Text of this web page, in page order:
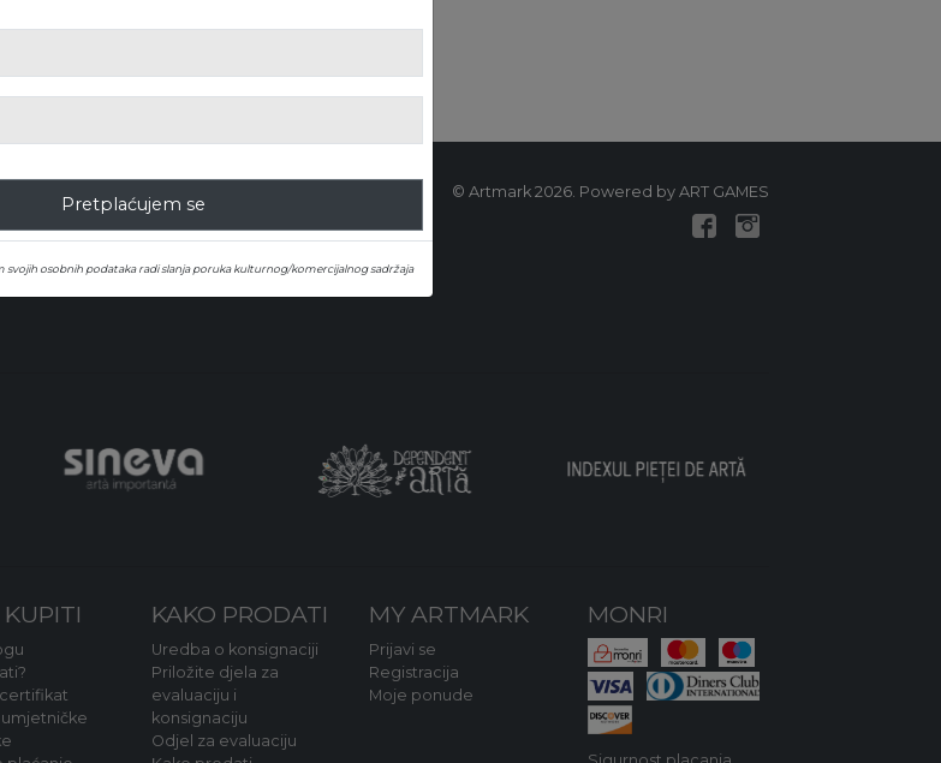
© Artmark 2026. Powered by ART GAMES
KAKO PRODATI
Uredba o konsignaciji
Priložite djela za
evaluaciju i
konsignaciju
Odjel za evaluaciju
MY ARTMARK
Prijavi se
Registracija
Moje ponude
MONRI
Pretplaćujem se
svojih osobnih podataka radi slanja poruka kulturnog/komercijalnog sadržaja